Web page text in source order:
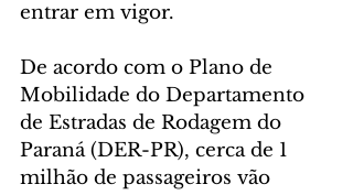
entrar em vigor.
De acordo com o Plano de
Mobilidade do Departamento
de Estradas de Rodagem do
Paraná (DER-PR), cerca de 1
milhão de passageiros vão